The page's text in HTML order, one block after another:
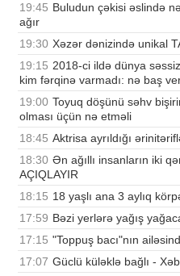
19:45 Buludun çəkisi əslində
ağır
19:30 Xəzər dənizində unikal
19:15 2018-ci ildə dünya
kim fərqinə varmadı: nə baş
19:00 Toyuq döşünü səhv
olması üçün nə etməli
18:45 Aktrisa ayrıldığı
18:30 Ən ağıllı insanların iki
AÇIQLAYIR
18:15 18 yaşlı ana 3 aylıq
17:59 Bəzi yerlərə yağış
17:15 "Toppuş bacı"nın
17:07 Güclü küləklə bağlı -